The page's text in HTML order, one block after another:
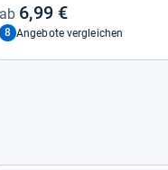
6,99 €
8 Angebote vergleichen